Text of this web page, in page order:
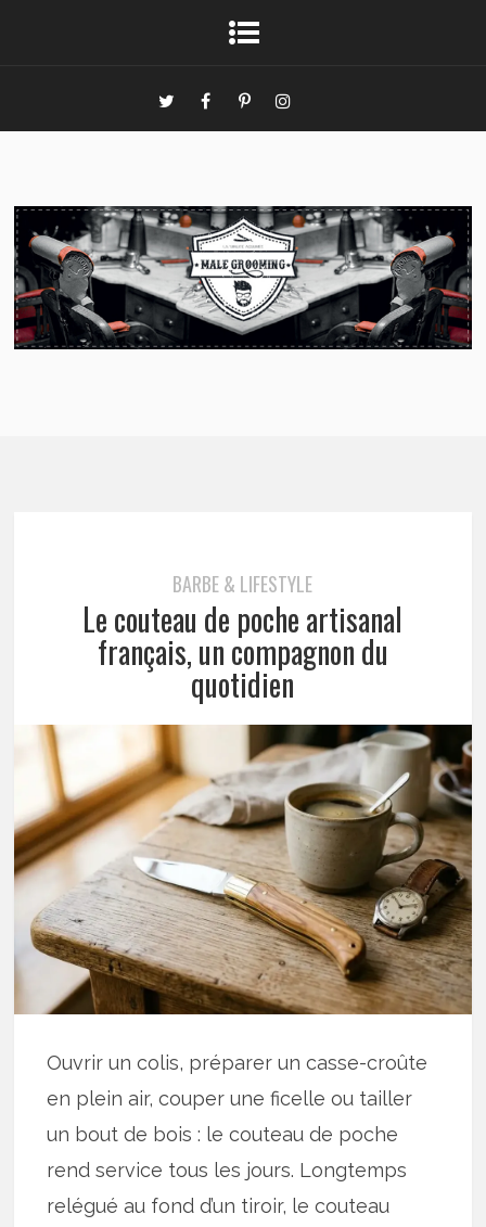
BARBE & LIFESTYLE
Le couteau de poche artisanal
français, un compagnon du
quotidien
Ouvrir un colis, préparer un casse-croûte
en plein air, couper une ficelle ou tailler
un bout de bois : le couteau de poche
rend service tous les jours. Longtemps
relégué au fond d’un tiroir, le couteau